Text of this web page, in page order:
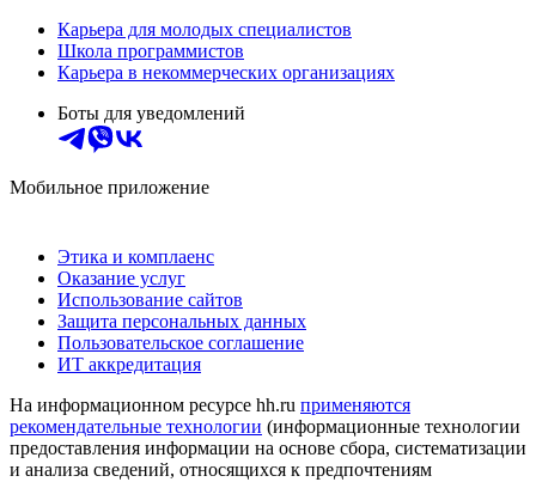
Карьера для молодых специалистов
Школа программистов
Карьера в некоммерческих организациях
Боты для уведомлений
Мобильное приложение
Этика и комплаенс
Оказание услуг
Использование сайтов
Защита персональных данных
Пользовательское соглашение
ИТ аккредитация
На информационном ресурсе hh.ru применяются
рекомендательные технологии (информационные технологии
предоставления информации на основе сбора, систематизации
и анализа сведений, относящихся к предпочтениям